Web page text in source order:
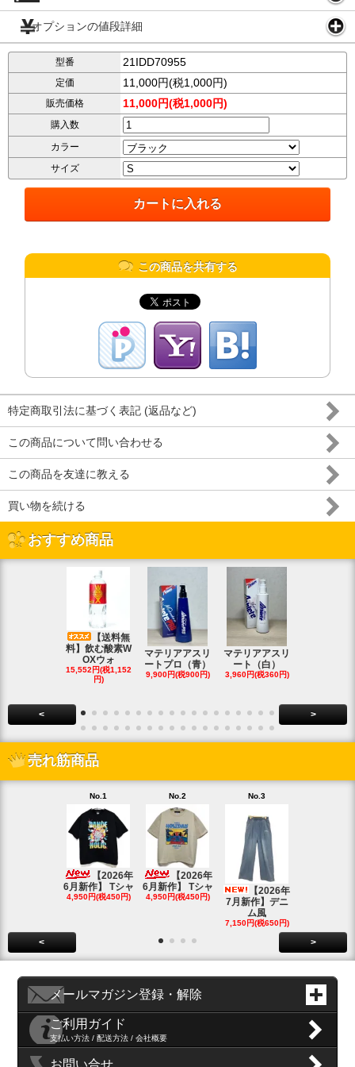
オプションの値段詳細
型番 21IDD70955
定価 11,000円(税1,000円)
販売価格 11,000円(税1,000円)
購入数
カラー
サイズ
この商品を共有する
特定商取引法に基づく表記 (返品など)
この商品について問い合わせる
この商品を友達に教える
買い物を続ける
おすすめ商品
【送料無
料】飲む酸素W
OXウォ
15,552円(税1,152
円)
マテリアアスリ
ートプロ（青）
9,900円(税900円)
マテリアアスリ
ート（白）
3,960円(税360円)
< >
売れ筋商品
No.1
【2026年
6月新作】 Tシャ
4,950円(税450円)
No.2
【2026年
6月新作】 Tシャ
4,950円(税450円)
No.3
【2026年
7月新作】デニ
ム風
7,150円(税650円)
< >
メールマガジン登録・解除
ご利用ガイド
支払い方法 / 配送方法 / 会社概要
お問い合せ